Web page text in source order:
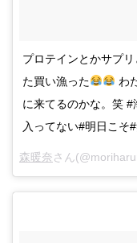
プロテインとかサプ
た買い漁った
わ
に来てるのかな。笑
入ってない#明日こそ
森暖奈さん